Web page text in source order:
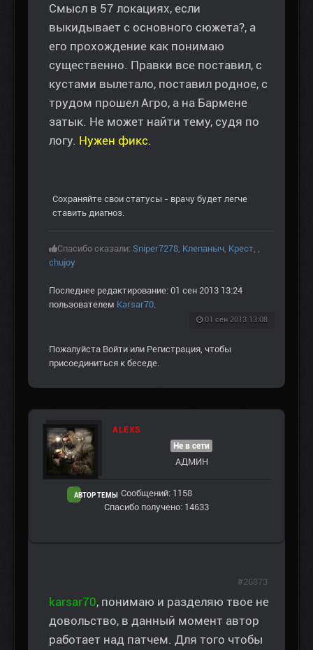
Смысл в 57 локациях, если
выкидывает с основного сюжета?, а
его прохождение как понимаю
существенно. Правки все поставил, с
кустами вылетало, поставил родное, с
трудом прошел Агро, а на Бармене
затык. Не может найти тему, судя по
логу. Нужен фикс.
Сохраняйте свои статусы - врачу будет легче
ставить диагноз.
Спасибо сказали: Sniper7278 Клепаныч Крест
chujoy
Последнее редактирование: 01 сен 2013 13:24
пользователем Karsar70
01 сен 2013 13:08
Пожалуйста Войти или Регистрация , чтобы
присоединиться к беседе.
ALEXS
АВТОР ТЕМЫ
Не в сети
АДМИН
Сообщений: 1158
Спасибо получено: 14633
karsar70, понимаю и разделяю твое не
довольство, в данный момент автор
работает над патчем. Для того чтобы
#26873